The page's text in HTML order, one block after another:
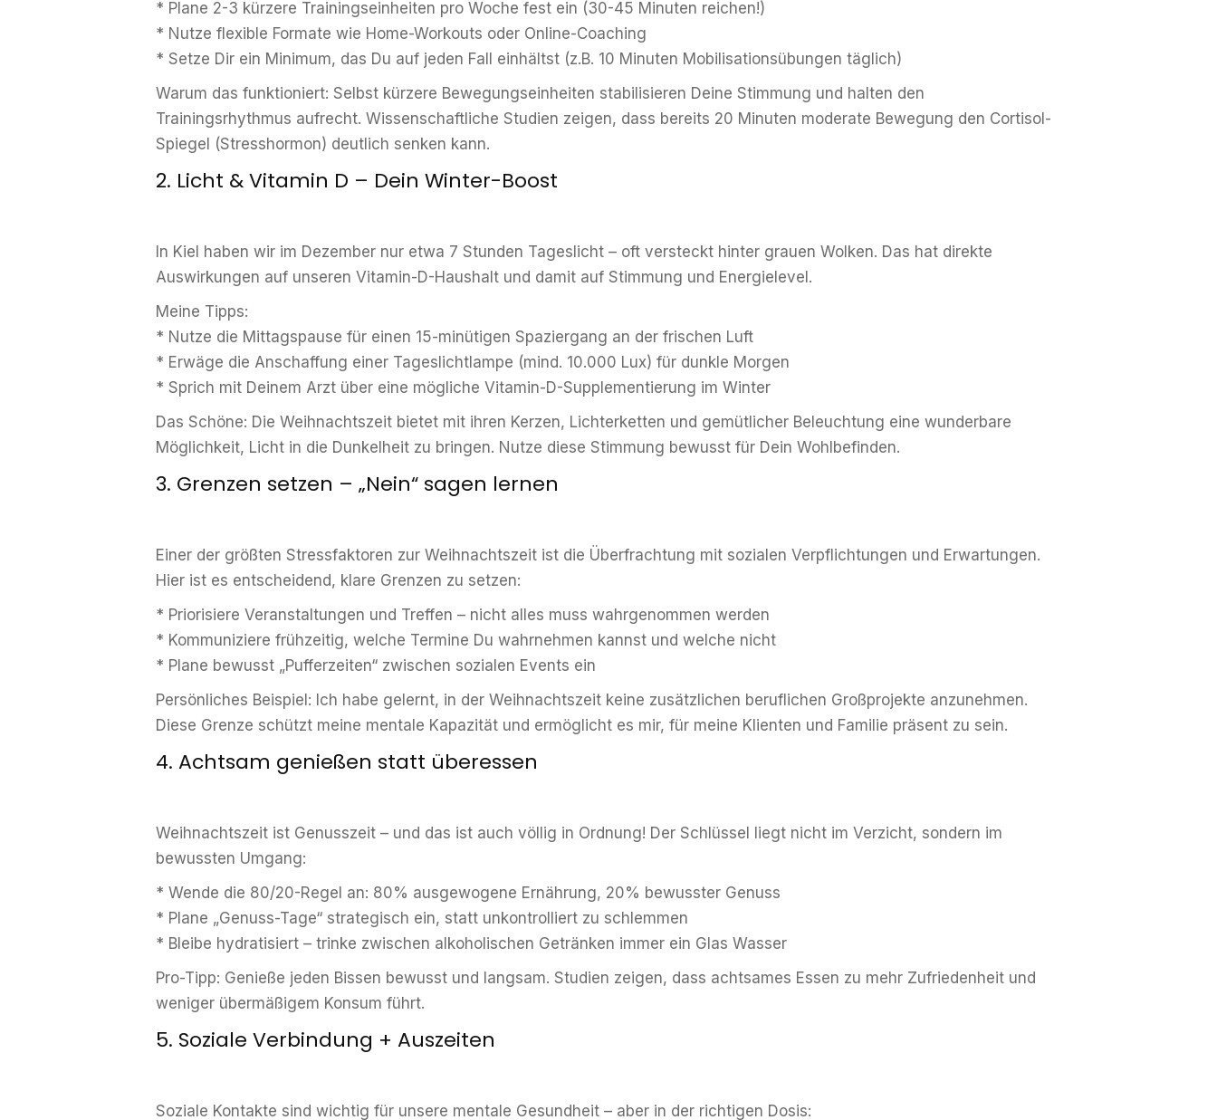
* Plane 2-3 kürzere Trainingseinheiten pro Woche fest ein (30-45 Minuten reichen!)
* Nutze flexible Formate wie Home-Workouts oder Online-Coaching
* Setze Dir ein Minimum, das Du auf jeden Fall einhältst (z.B. 10 Minuten Mobilisationsübungen täglich)
Warum das funktioniert: Selbst kürzere Bewegungseinheiten stabilisieren Deine Stimmung und halten den
Trainingsrhythmus aufrecht. Wissenschaftliche Studien zeigen, dass bereits 20 Minuten moderate Bewegung den Cortisol-
Spiegel (Stresshormon) deutlich senken kann.
2. Licht & Vitamin D – Dein Winter-Boost
In Kiel haben wir im Dezember nur etwa 7 Stunden Tageslicht – oft versteckt hinter grauen Wolken. Das hat direkte
Auswirkungen auf unseren Vitamin-D-Haushalt und damit auf Stimmung und Energielevel.
Meine Tipps:
* Nutze die Mittagspause für einen 15-minütigen Spaziergang an der frischen Luft
* Erwäge die Anschaffung einer Tageslichtlampe (mind. 10.000 Lux) für dunkle Morgen
* Sprich mit Deinem Arzt über eine mögliche Vitamin-D-Supplementierung im Winter
Das Schöne: Die Weihnachtszeit bietet mit ihren Kerzen, Lichterketten und gemütlicher Beleuchtung eine wunderbare
Möglichkeit, Licht in die Dunkelheit zu bringen. Nutze diese Stimmung bewusst für Dein Wohlbefinden.
3. Grenzen setzen – „Nein“ sagen lernen
Einer der größten Stressfaktoren zur Weihnachtszeit ist die Überfrachtung mit sozialen Verpflichtungen und Erwartungen.
Hier ist es entscheidend, klare Grenzen zu setzen:
* Priorisiere Veranstaltungen und Treffen – nicht alles muss wahrgenommen werden
* Kommuniziere frühzeitig, welche Termine Du wahrnehmen kannst und welche nicht
* Plane bewusst „Pufferzeiten“ zwischen sozialen Events ein
Persönliches Beispiel: Ich habe gelernt, in der Weihnachtszeit keine zusätzlichen beruflichen Großprojekte anzunehmen.
Diese Grenze schützt meine mentale Kapazität und ermöglicht es mir, für meine Klienten und Familie präsent zu sein.
4. Achtsam genießen statt überessen
Weihnachtszeit ist Genusszeit – und das ist auch völlig in Ordnung! Der Schlüssel liegt nicht im Verzicht, sondern im
bewussten Umgang:
* Wende die 80/20-Regel an: 80% ausgewogene Ernährung, 20% bewusster Genuss
* Plane „Genuss-Tage“ strategisch ein, statt unkontrolliert zu schlemmen
* Bleibe hydratisiert – trinke zwischen alkoholischen Getränken immer ein Glas Wasser
Pro-Tipp: Genieße jeden Bissen bewusst und langsam. Studien zeigen, dass achtsames Essen zu mehr Zufriedenheit und
weniger übermäßigem Konsum führt.
5. Soziale Verbindung + Auszeiten
Soziale Kontakte sind wichtig für unsere mentale Gesundheit – aber in der richtigen Dosis: